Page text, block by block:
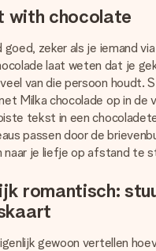
with chocolate
zeker als je iemand
laat weten dat je
van die persoon houdt.
Milka chocolade op in de
tekst in een
passen door de
naar je liefje op afstand te
romantisch:
gewoon vertellen